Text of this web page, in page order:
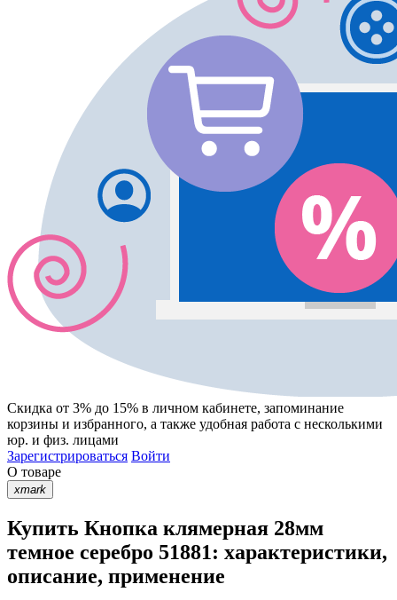
Скидка от 3% до 15% в личном кабинете, запоминание
корзины и избранного, а также удобная работа с несколькими
юр. и физ. лицами
Зарегистрироваться Войти
О товаре
xmark
Купить Кнопка клямерная 28мм
темное серебро 51881: характеристики,
описание, применение